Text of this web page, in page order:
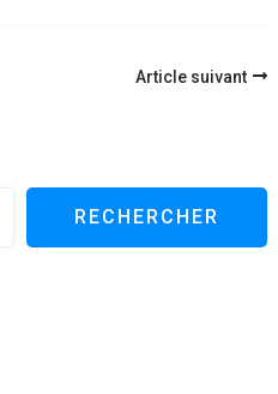
Article suivant
RECHERCHER